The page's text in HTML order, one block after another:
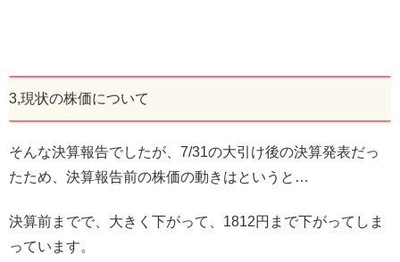
3,現状の株価について
そんな決算報告でしたが、7/31の大引け後の決算発表だっ
たため、決算報告前の株価の動きはというと…
決算前までで、大きく下がって、1812円まで下がってしま
っています。